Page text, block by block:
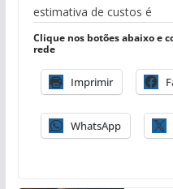
estimativa de custos é
Clique nos botões abaixo e
rede
Imprimir
WhatsApp